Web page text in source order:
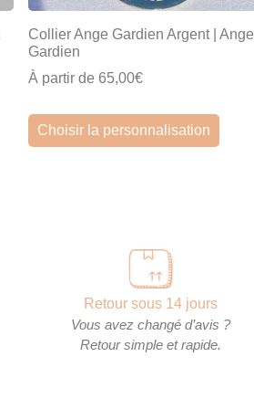
Collier Ange Gardien Argent | Ange
Gardien
À partir de 65,00€
Choisir la personnalisation
Retour sous 14 jours
Vous avez changé d’avis ?
Retour simple et rapide.